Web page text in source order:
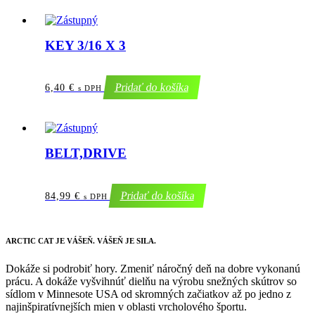
KEY 3/16 X 3
6,40 € s DPH Pridať do košíka
BELT,DRIVE
84,99 € s DPH Pridať do košíka
ARCTIC CATJE VÁŠEŇ. VÁŠEŇ JE SILA.
Dokáže si podrobiť hory. Zmeniť náročný deň na dobre vykonanú
prácu. A dokáže vyšvihnúť dielňu na výrobu snežných skútrov so
sídlom v Minnesote USA od skromných začiatkov až po jedno z
najinšpiratívnejších mien v oblasti vrcholového športu.